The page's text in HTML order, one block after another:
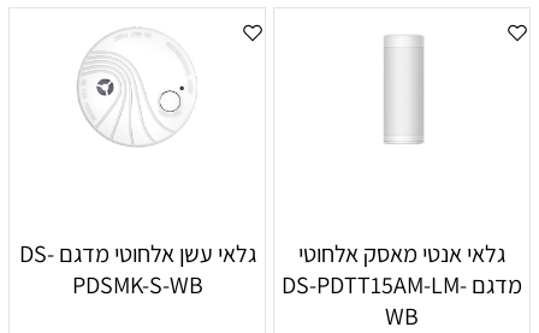
גלאי אנטי מאסק אלחוטי
מדגם DS-PDTT15AM-LM-
WB
גלאי עשן אלחוטי מדגם DS-
PDSMK-S-WB